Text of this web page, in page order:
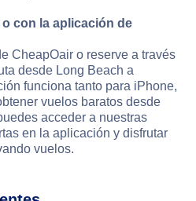
con la aplicación de
CheapOair o reserve a través
desde Long Beach a
funciona tanto para iPhone,
vuelos baratos desde
acceder a nuestras
en la aplicación y disfrutar
vuelos.